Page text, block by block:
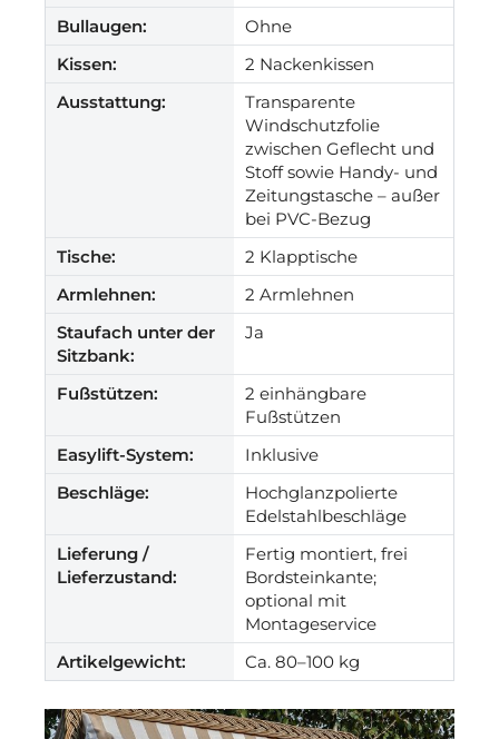
Bullaugen:
Ohne
Kissen:
2 Nackenkissen
Ausstattung:
Transparente
Windschutzfolie
zwischen Geflecht und
Stoff sowie Handy- und
Zeitungstasche – außer
bei PVC-Bezug
Tische:
2 Klapptische
Armlehnen:
2 Armlehnen
Staufach unter der
Sitzbank:
Ja
Fußstützen:
2 einhängbare
Fußstützen
Easylift-System:
Inklusive
Beschläge:
Hochglanzpolierte
Edelstahlbeschläge
Lieferung /
Lieferzustand:
Fertig montiert, frei
Bordsteinkante;
optional mit
Montageservice
Artikelgewicht:
Ca. 80–100 kg